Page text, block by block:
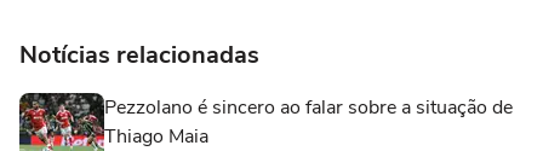
Notícias relacionadas
Pezzolano é sincero ao falar sobre a situação de
Thiago Maia